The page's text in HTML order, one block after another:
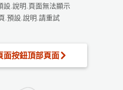
設.說明.頁面無法顯示
.預設.說明.請重試
面按鈕頂部頁面